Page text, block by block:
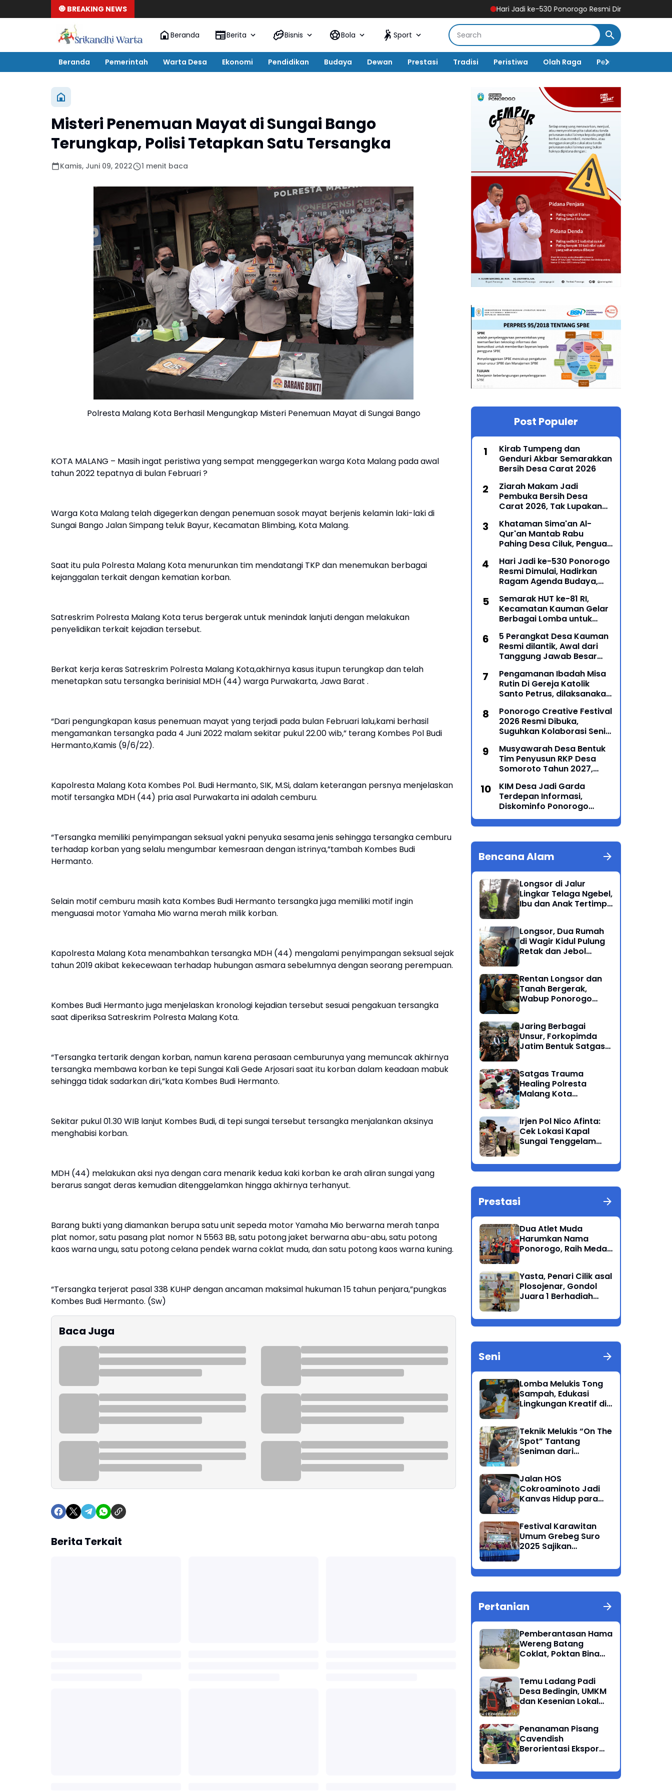
🧿 BREAKING NEWS Hari Jadi ke-530 Ponorogo Resmi Dimulai, Hadirkan Ragam
Beranda Berita Bisnis Bola Sport
Beranda Pemerintah Warta Desa Ekonomi Pendidikan Budaya Dewan Prestasi Tradisi Peristiwa Olah Raga Pembangunan
Misteri Penemuan Mayat di Sungai Bango
Terungkap, Polisi Tetapkan Satu Tersangka
Kamis, Juni 09, 2022 1 menit baca
Polresta Malang Kota Berhasil Mengungkap Misteri Penemuan Mayat di Sungai Bango
KOTA MALANG – Masih ingat peristiwa yang sempat menggegerkan warga Kota Malang pada awal
tahun 2022 tepatnya di bulan Februari ?
Warga Kota Malang telah digegerkan dengan penemuan sosok mayat berjenis kelamin laki-laki di
Sungai Bango Jalan Simpang teluk Bayur, Kecamatan Blimbing, Kota Malang.
Saat itu pula Polresta Malang Kota menurunkan tim mendatangi TKP dan menemukan berbagai
kejanggalan terkait dengan kematian korban.
Satreskrim Polresta Malang Kota terus bergerak untuk menindak lanjuti dengan melakukan
penyelidikan terkait kejadian tersebut.
Berkat kerja keras Satreskrim Polresta Malang Kota,akhirnya kasus itupun terungkap dan telah
menetapkan satu tersangka berinisial MDH (44) warga Purwakarta, Jawa Barat .
“Dari pengungkapan kasus penemuan mayat yang terjadi pada bulan Februari lalu,kami berhasil
mengamankan tersangka pada 4 Juni 2022 malam sekitar pukul 22.00 wib,” terang Kombes Pol Budi
Hermanto,Kamis (9/6/22).
Kapolresta Malang Kota Kombes Pol. Budi Hermanto, SIK, M.Si, dalam keterangan persnya menjelaskan
motif tersangka MDH (44) pria asal Purwakarta ini adalah cemburu.
“Tersangka memiliki penyimpangan seksual yakni penyuka sesama jenis sehingga tersangka cemburu
terhadap korban yang selalu mengumbar kemesraan dengan istrinya,”tambah Kombes Budi
Hermanto.
Selain motif cemburu masih kata Kombes Budi Hermanto tersangka juga memiliki motif ingin
menguasai motor Yamaha Mio warna merah milik korban.
Kapolresta Malang Kota menambahkan tersangka MDH (44) mengalami penyimpangan seksual sejak
tahun 2019 akibat kekecewaan terhadap hubungan asmara sebelumnya dengan seorang perempuan.
Kombes Budi Hermanto juga menjelaskan kronologi kejadian tersebut sesuai pengakuan tersangka
saat diperiksa Satreskrim Polresta Malang Kota.
“Tersangka tertarik dengan korban, namun karena perasaan cemburunya yang memuncak akhirnya
tersangka membawa korban ke tepi Sungai Kali Gede Arjosari saat itu korban dalam keadaan mabuk
sehingga tidak sadarkan diri,”kata Kombes Budi Hermanto.
Sekitar pukul 01.30 WIB lanjut Kombes Budi, di tepi sungai tersebut tersangka menjalankan aksinya
menghabisi korban.
MDH (44) melakukan aksi nya dengan cara menarik kedua kaki korban ke arah aliran sungai yang
berarus sangat deras kemudian ditenggelamkan hingga akhirnya terhanyut.
Barang bukti yang diamankan berupa satu unit sepeda motor Yamaha Mio berwarna merah tanpa
plat nomor, satu pasang plat nomor N 5563 BB, satu potong jaket berwarna abu-abu, satu potong
kaos warna ungu, satu potong celana pendek warna coklat muda, dan satu potong kaos warna kuning.
“Tersangka terjerat pasal 338 KUHP dengan ancaman maksimal hukuman 15 tahun penjara,”pungkas
Kombes Budi Hermanto. (Sw)
Baca Juga
Berita Terkait
Post Populer
Kirab Tumpeng dan
Genduri Akbar Semarakkan
Bersih Desa Carat 2026
Ziarah Makam Jadi
Pembuka Bersih Desa
Carat 2026, Tak Lupakan
Khataman Sima'an Al-
Qur'an Mantab Rabu
Pahing Desa Ciluk, Penguat
Umat di Kecamatan
Kauman
Hari Jadi ke-530 Ponorogo
Resmi Dimulai, Hadirkan
Ragam Agenda Budaya,
Semarak HUT ke-81 RI,
Kecamatan Kauman Gelar
Berbagai Lomba untuk
Masyarakat
5 Perangkat Desa Kauman
Resmi dilantik, Awal dari
Tanggung Jawab Besar
Pengamanan Ibadah Misa
Rutin Di Gereja Katolik
Santo Petrus, dilaksanakan
Ponorogo Creative Festival
2026 Resmi Dibuka,
Suguhkan Kolaborasi Seni
Memukau
Musyawarah Desa Bentuk
Tim Penyusun RKP Desa
Somoroto Tahun 2027,
Partisipatif
KIM Desa Jadi Garda
Terdepan Informasi,
Diskominfo Ponorogo
Jurnalistik dan Literasi
Bencana Alam
Longsor di Jalur
Lingkar Telaga Ngebel,
Ibu dan Anak Tertimpa
Longsor, Dua Rumah
di Wagir Kidul Pulung
Retak dan Jebol
Rentan Longsor dan
Tanah Bergerak,
Wabup Ponorogo
Pengungsian
Jaring Berbagai
Unsur, Forkopimda
Jatim Bentuk Satgas
Satgas Trauma
Healing Polresta
Malang Kota
Bandang
Irjen Pol Nico Afinta:
Cek Lokasi Kapal
Sungai Tenggelam
Tuban
Prestasi
Dua Atlet Muda
Harumkan Nama
Ponorogo, Raih Medali
Jatim
Yasta, Penari Cilik asal
Plosojenar, Gondol
Juara 1 Berhadiah
Nusantara 2025
Seni
Lomba Melukis Tong
Sampah, Edukasi
Lingkungan Kreatif di
Teknik Melukis “On The
Spot” Tantang
Seniman dari
Jalan HOS
Cokroaminoto Jadi
Kanvas Hidup para
Festival Karawitan
Umum Grebeg Suro
2025 Sajikan
Berkualitas Ponorogo
Pertanian
Pemberantasan Hama
Wereng Batang
Coklat, Poktan Bina
Penyemprotan di
Kecamatan Kauman
Temu Ladang Padi
Desa Bedingin, UMKM
dan Kesenian Lokal
Penanaman Pisang
Cavendish
Berorientasi Ekspor